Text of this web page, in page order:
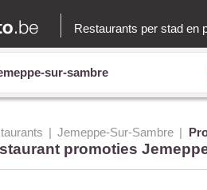
Restaurants per stad en
Jemeppe-Sur-Sambre
promoties